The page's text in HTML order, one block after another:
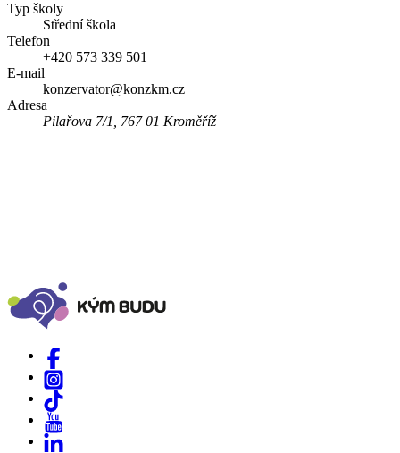
Typ školy
Střední škola
Telefon
+420 573 339 501
E-mail
konzervator@konzkm.cz
Adresa
Pilařova 7/1, 767 01 Kroměříž